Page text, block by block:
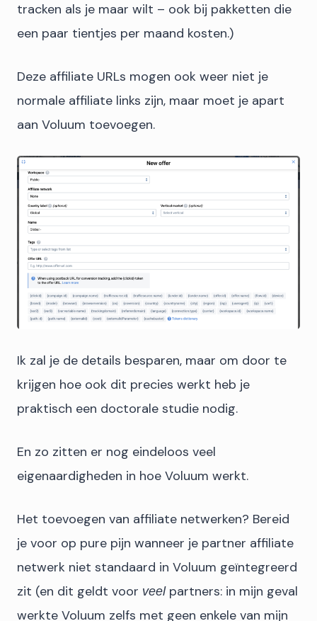
tracken als je maar wilt – ook bij pakketten die
een paar tientjes per maand kosten.)
Deze affiliate URLs mogen ook weer niet je
normale affiliate links zijn, maar moet je apart
aan Voluum toevoegen.
Ik zal je de details besparen, maar om door te
krijgen hoe ook dit precies werkt heb je
praktisch een doctorale studie nodig.
En zo zitten er nog eindeloos veel
eigenaardigheden in hoe Voluum werkt.
Het toevoegen van affiliate netwerken? Bereid
je voor op pure pijn wanneer je partner affiliate
netwerk niet standaard in Voluum geïntegreerd
zit (en dit geldt voor veelpartners: in mijn geval
werkte Voluum zelfs met geen enkele van mijn